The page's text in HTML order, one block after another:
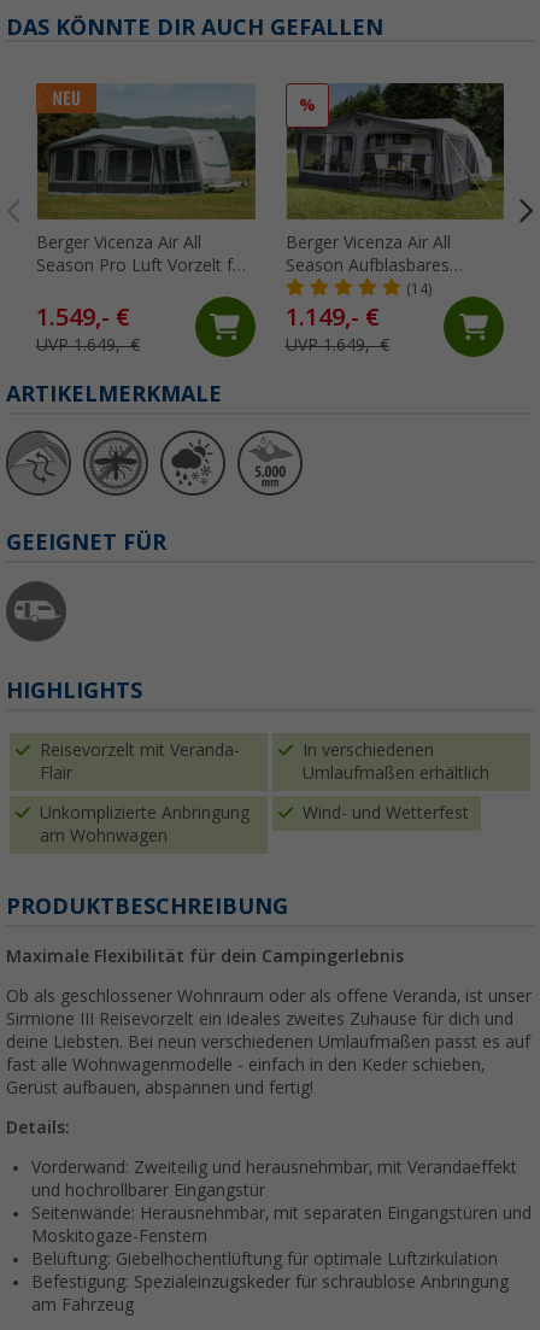
DAS KÖNNTE DIR AUCH GEFALLEN
Berger Vicenza Air All
Season Pro Luft Vorzelt für
Umlaufmaß 971 - 1000 cm
1.549,- €
UVP 1.649,- €
%
Berger Vicenza Air All
Season Aufblasbares
Reisevorzelt für
Wohnwagen (Größe 15),
Umlaufmaß 971 - 1000 cm
(14)
1.149,- €
UVP 1.649,- €
ARTIKELMERKMALE
GEEIGNET FÜR
HIGHLIGHTS
Reisevorzelt mit Veranda-
Flair
In verschiedenen
Umlaufmaßen erhältlich
Unkomplizierte Anbringung
am Wohnwagen
Wind- und Wetterfest
PRODUKTBESCHREIBUNG
Maximale Flexibilität für dein Campingerlebnis
Ob als geschlossener Wohnraum oder als offene Veranda, ist unser
Sirmione III Reisevorzelt ein ideales zweites Zuhause für dich und
deine Liebsten. Bei neun verschiedenen Umlaufmaßen passt es auf
fast alle Wohnwagenmodelle - einfach in den Keder schieben,
Gerüst aufbauen, abspannen und fertig!
Details:
Vorderwand: Zweiteilig und herausnehmbar, mit Verandaeffekt
und hochrollbarer Eingangstür
Seitenwände: Herausnehmbar, mit separaten Eingangstüren und
Moskitogaze-Fenstern
Belüftung: Giebelhochentlüftung für optimale Luftzirkulation
Befestigung: Spezialeinzugskeder für schraublose Anbringung
am Fahrzeug